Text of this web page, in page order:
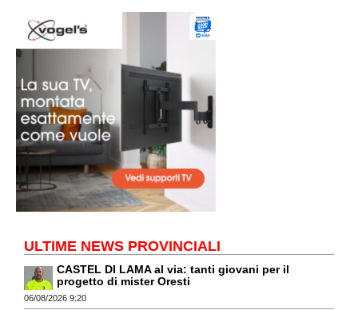
ULTIME NEWS PROVINCIALI
CASTEL DI LAMA al via: tanti giovani per il
progetto di mister Oresti
06/08/2026 9:20